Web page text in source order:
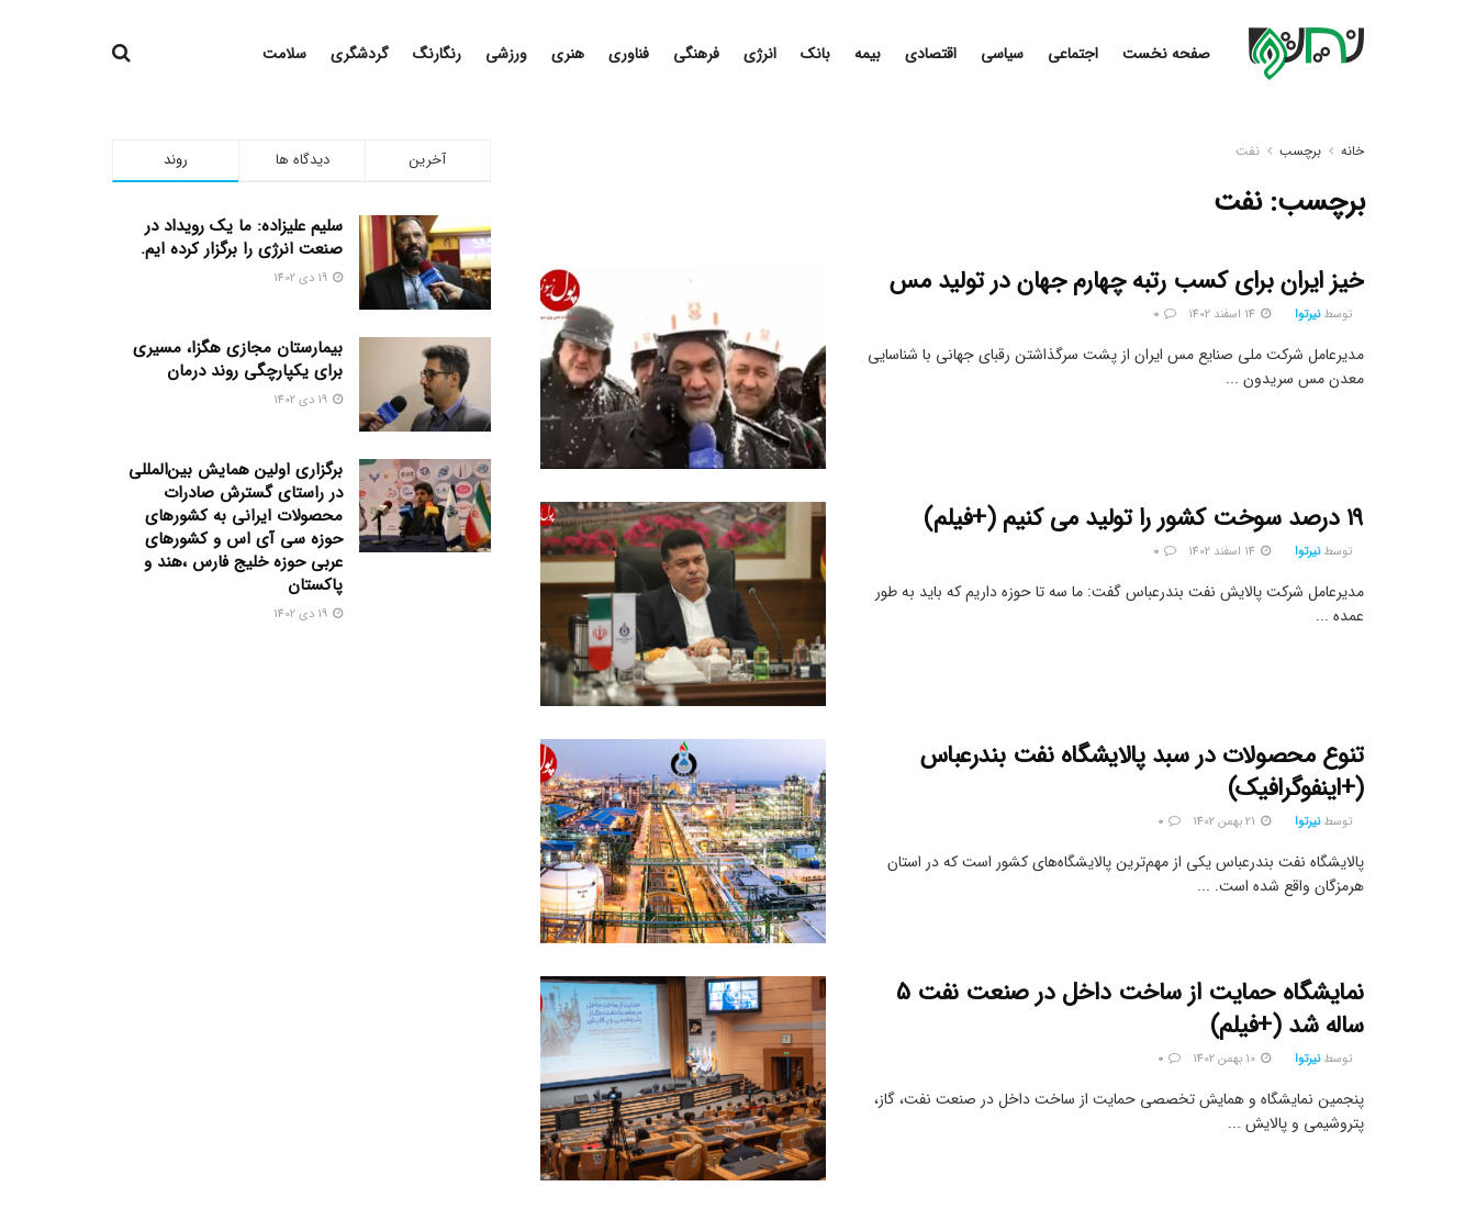
صفحه نخست اجتماعی سیاسی اقتصادی بیمه بانک انرژی فرهنگی فناوری هنری ورزشی رنگارنگ گردشگری سلامت
خانه برچسب نفت
برچسب:نفت
خیز ایران برای کسب رتبه چهارم جهان در تولید مس
توسط نیرتوا
مدیرعامل شرکت ملی صنایع مس ایران از پشت سرگذاشتن رقبای جهانی با شناسایی
معدن مس سریدون ...
۱۹ درصد سوخت کشور را تولید می کنیم (+فیلم)
توسط نیرتوا
مدیرعامل شرکت پالایش نفت بندرعباس گفت: ما سه تا حوزه داریم که باید به طور
عمده ...
تنوع محصولات در سبد پالایشگاه نفت بندرعباس
(+اینفوگرافیک)
توسط نیرتوا
پالایشگاه نفت بندرعباس یکی از مهم‌ترین پالایشگاه‌های کشور است که در استان
هرمزگان واقع شده است. ...
نمایشگاه حمایت از ساخت داخل در صنعت نفت 5
ساله شد (+فیلم)
توسط نیرتوا
پنجمین نمایشگاه و همایش تخصصی حمایت از ساخت داخل در صنعت نفت، گاز،
پتروشیمی و پالایش ...
روند دیدگاه ها آخرین
سلیم علیزاده: ما یک رویداد در
صنعت انرژی را برگزار کرده ایم.
بیمارستان مجازی هگزا، مسیری
برای یکپارچگی روند درمان
برگزاری اولین همایش بین‌المللی
در راستای گسترش صادرات
محصولات ایرانی به کشورهای
حوزه سی آی اس و کشورهای
عربی حوزه خلیج فارس ،هند و
پاکستان